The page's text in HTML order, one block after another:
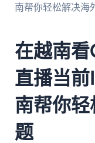
南帮你轻松解决海
在越南看
直播当前
南帮你
题